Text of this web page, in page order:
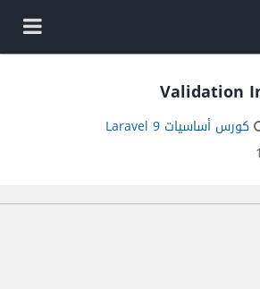
كورس أساسيات Laravel 9